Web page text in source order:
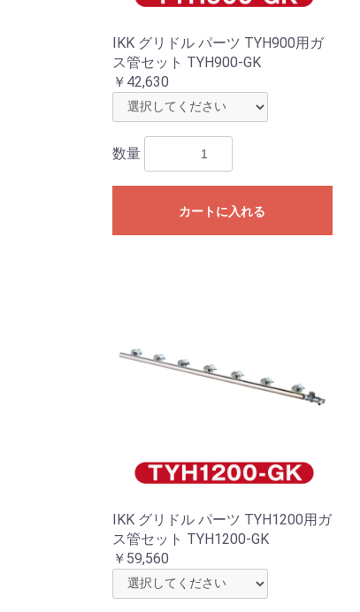
IKK グリドル パーツ TYH900用ガ
ス管セット TYH900-GK
￥42,630
数量
カートに入れる
IKK グリドル パーツ TYH1200用ガ
ス管セット TYH1200-GK
￥59,560